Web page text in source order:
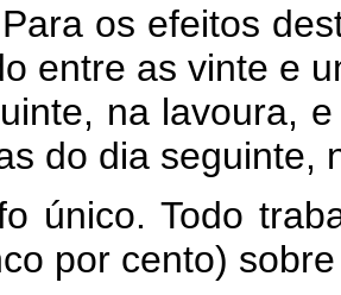
os efeitos
entre as vinte e
na lavoura,
do dia seguinte,
único. Todo
por cento)